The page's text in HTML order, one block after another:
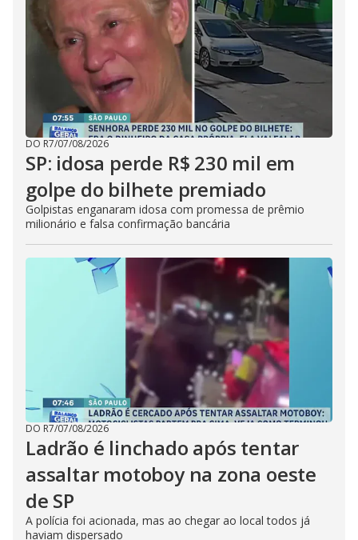
DO R7/07/08/2026
SP: idosa perde R$ 230 mil em
golpe do bilhete premiado
Golpistas enganaram idosa com promessa de prêmio
milionário e falsa confirmação bancária
DO R7/07/08/2026
Ladrão é linchado após tentar
assaltar motoboy na zona oeste
de SP
A polícia foi acionada, mas ao chegar ao local todos já
haviam dispersado